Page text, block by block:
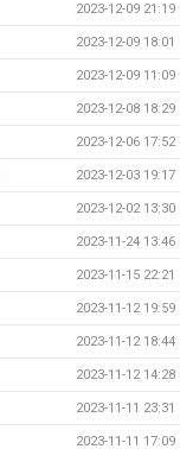
2023-12-09 21:19
2023-12-09 18:01
2023-12-09 11:09
2023-12-08 18:29
2023-12-06 17:52
2023-12-03 19:17
2023-12-02 13:30
2023-11-24 13:46
2023-11-15 22:21
2023-11-12 19:59
2023-11-12 18:44
2023-11-12 14:28
2023-11-11 23:31
2023-11-11 17:09